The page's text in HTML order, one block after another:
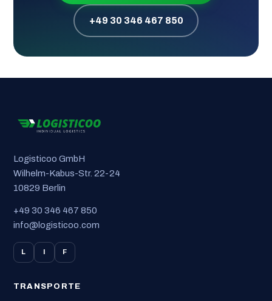
+49 30 346 467 850
Logisticoo GmbH
Wilhelm-Kabus-Str. 22-24
10829 Berlin
+49 30 346 467 850
info@logisticoo.com
L F
TRANSPORTE